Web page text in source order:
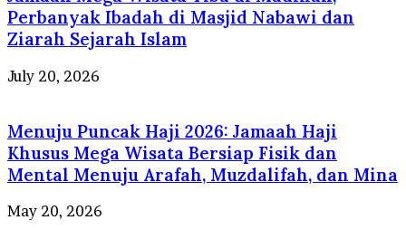
Perbanyak Ibadah di Masjid Nabawi dan
Ziarah Sejarah Islam
July 20, 2026
Menuju Puncak Haji 2026: Jamaah Haji
Khusus Mega Wisata Bersiap Fisik dan
Mental Menuju Arafah, Muzdalifah, dan Mina
May 20, 2026